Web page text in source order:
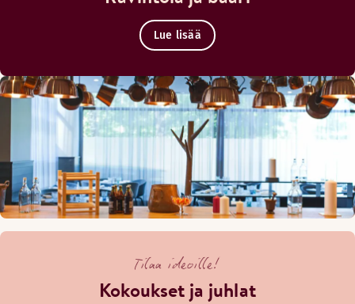
Lue lisää
Tilaa ideoille!
Kokoukset ja juhlat